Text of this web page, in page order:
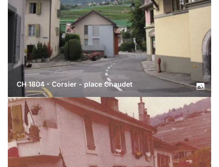
CH 1804 - Corsier - place Chaudet